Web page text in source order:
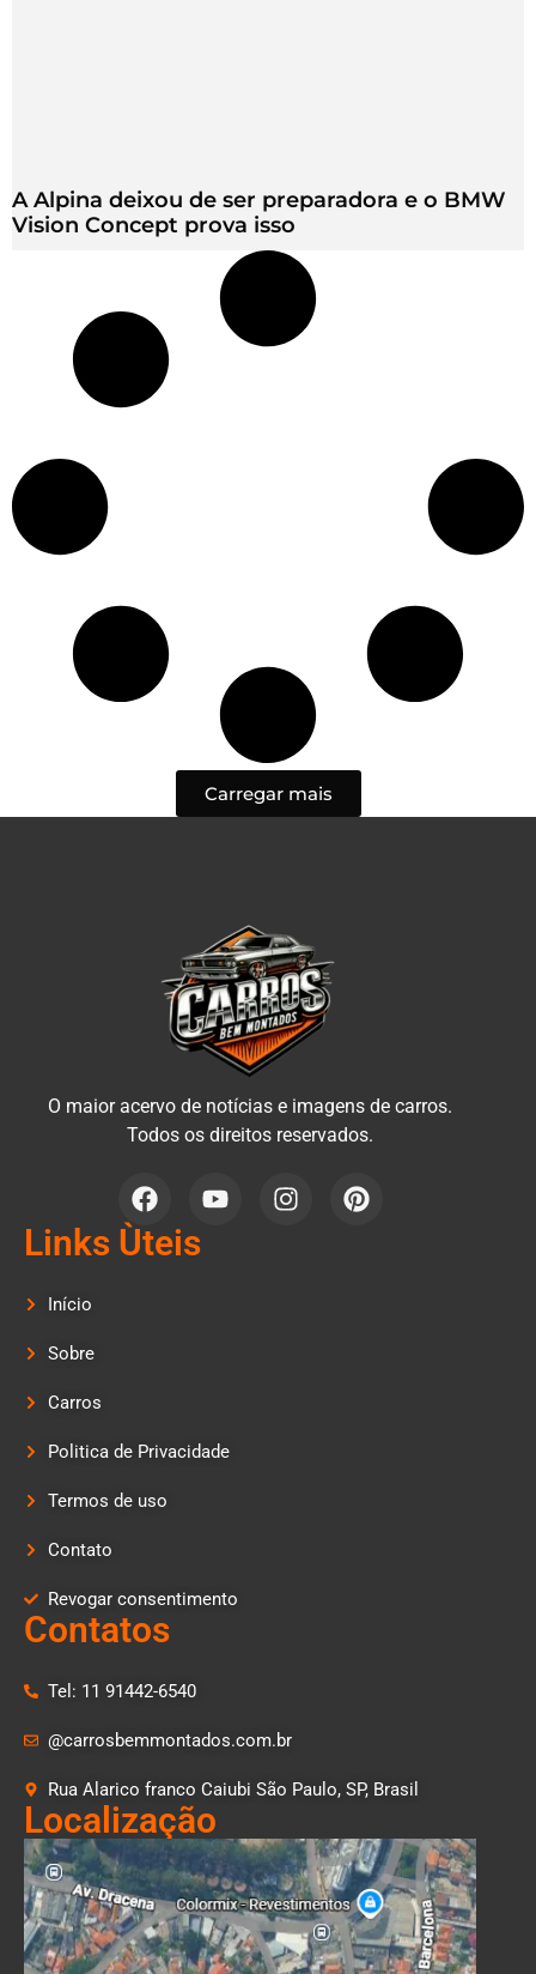
A Alpina deixou de ser preparadora e o BMW
Vision Concept prova isso
Carregar mais
O maior acervo de notícias e imagens de carros.
Todos os direitos reservados.
Links Ùteis
Início
Sobre
Carros
Politica de Privacidade
Termos de uso
Contato
Revogar consentimento
Contatos
Tel: 11 91442-6540
@carrosbemmontados.com.br
Rua Alarico franco Caiubi São Paulo, SP, Brasil
Localização